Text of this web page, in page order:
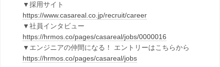
▼採用サイト
https://www.casareal.co.jp/recruit/career
▼社員インタビュー
https://hrmos.co/pages/casareal/jobs/0000016
▼エンジニアの仲間になる！ エントリーはこちらから
https://hrmos.co/pages/casareal/jobs